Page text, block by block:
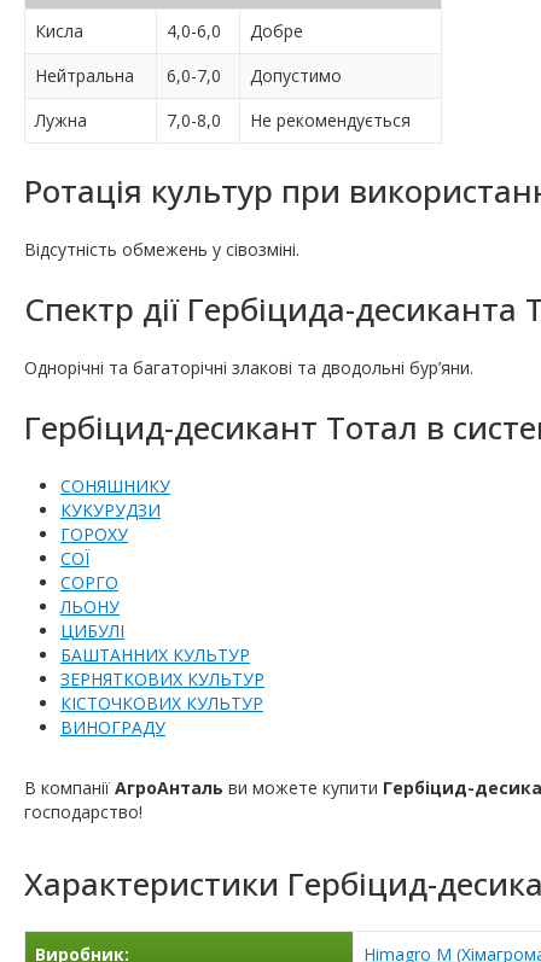
Кисла
4,0-6,0
Добре
Нейтральна
6,0-7,0
Допустимо
Лужна
7,0-8,0 Не рекомендується
Ротація культур при
Відсутність обмежень у сівозміні.
Спектр дії Гербіцида-десиканта
Однорічні та багаторічні злакові та дводольні бур’яни.
Гербіцид-десикант Тотал в
СОНЯШНИКУ
КУКУРУДЗИ
ГОРОХУ
СОЇ
СОРГО
ЛЬОНУ
ЦИБУЛІ
БАШТАННИХ КУЛЬТУР
ЗЕРНЯТКОВИХ КУЛЬТУР
КІСТОЧКОВИХ КУЛЬТУР
ВИНОГРАДУ
В компанії АгроАнталь ви можете купити Гербіцид-
господарство!
Характеристики Гербіцид-
Виробник: Himagro M